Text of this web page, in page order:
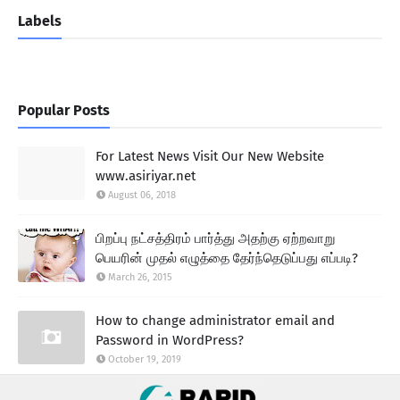
Labels
Popular Posts
For Latest News Visit Our New Website
www.asiriyar.net
August 06, 2018
பிறப்பு நட்சத்திரம் பார்த்து அதற்கு ஏற்றவாறு
பெயரின் முதல் எழுத்தை தேர்ந்தெடுப்பது எப்படி?
March 26, 2015
How to change administrator email and
Password in WordPress?
October 19, 2019